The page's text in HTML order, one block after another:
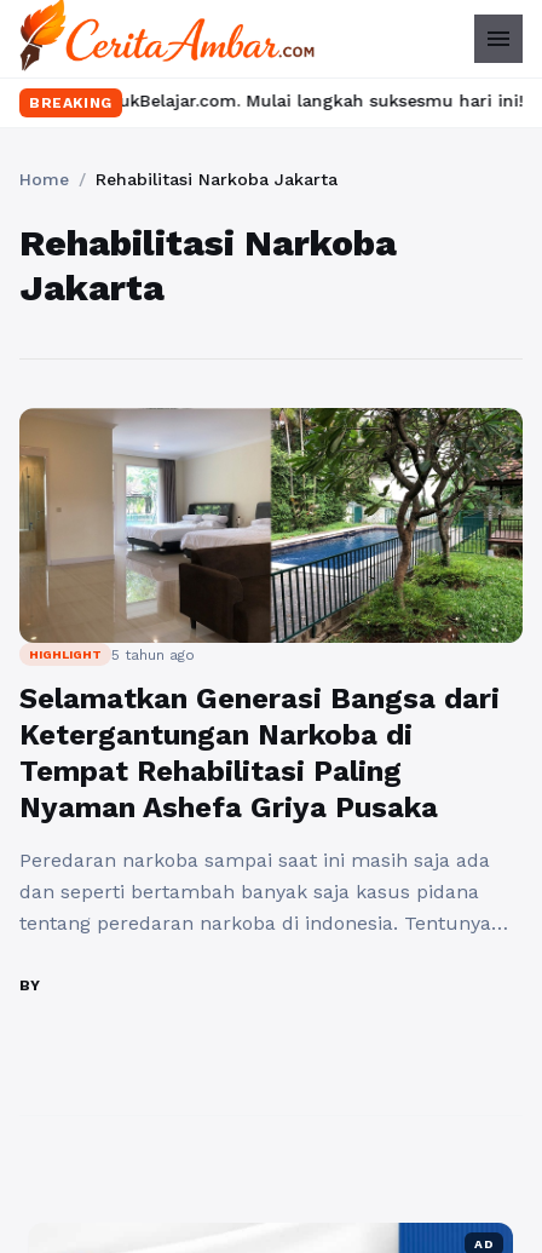
menu
BREAKING
di YukBelajar.com. Mulai langkah suksesmu hari ini! • Mau
Home / Rehabilitasi Narkoba Jakarta
Rehabilitasi Narkoba
Jakarta
HIGHLIGHT 5 tahun ago
Selamatkan Generasi Bangsa dari
Ketergantungan Narkoba di
Tempat Rehabilitasi Paling
Nyaman Ashefa Griya Pusaka
Peredaran narkoba sampai saat ini masih saja ada
dan seperti bertambah banyak saja kasus pidana
tentang peredaran narkoba di indonesia. Tentunya
kita jangan sampai terjerumus kedalam dunia
BY
AD